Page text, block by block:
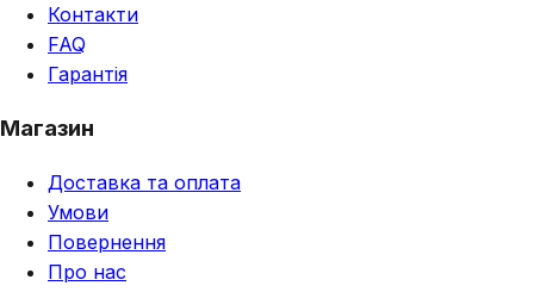
Контакти
FAQ
Гарантія
Магазин
Доставка та оплата
Умови
Повернення
Про нас